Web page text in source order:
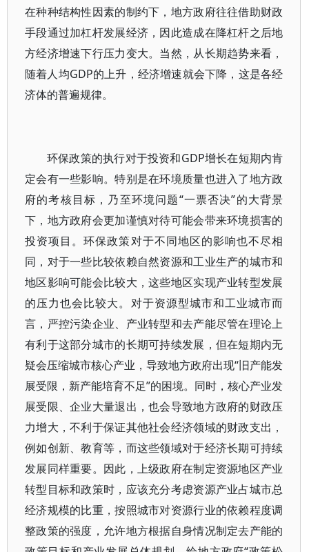
在种种结构性因素的制约下，地方政府往往借助财政
手段通过加杠杆发展经济，因此造成在降杠杆之后地
方经济增速下行压力变大。当然，从长期趋势来看，
随着人均GDP的上升，经济增速就会下降，这是各经
济体的普遍规律。
环保政策的执行对于投资和GDP增长在短期内肯
定会有一些影响。特别是在环境质量也进入了地方政
府的考核目标，乃至环境问题“一票否决”的大背景
下，地方政府会更加谨慎对待可能会带来环境损害的
投资项目。环保政策对于不同地区的影响也不尽相
同，对于一些比较依赖自然资源和工业生产的城市和
地区影响可能会比较大，这些地区实现产业转型发展
的压力也会比较大。对于资源型城市和工业城市而
言，严控污染企业、产业转型和去产能尽管在理论上
有利于这部分城市的长期可持续发展，但在短期内无
疑会压缩城市核心产业，导致地方政府出现“旧产能发
展受限，新产能培育不足”的困境。同时，核心产业发
展受限、企业大量退出，也会导致地方政府的财政压
力增大，不利于保证其他社会经济领域的财政支出，
例如创新、教育等，而这些领域对于经济长期可持续
发展同样重要。因此，上级政府在制定资源地区产业
转型目标和政策时，应该充分考虑资源产业占城市总
经济规模的比重，按照城市对资源行业的依赖程度调
整政策的强度，允许地方根据自身情况制定去产能的